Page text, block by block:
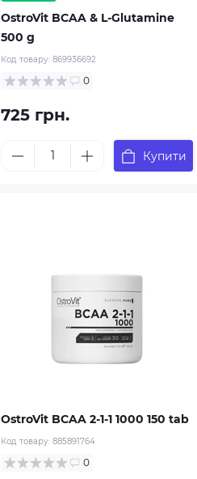
OstroVit BCAA & L-Glutamine
500 g
Код товару: 869936692
0
725 грн.
Купити
OstroVit BCAA 2-1-1 1000 150 tab
Код товару: 885891764
0